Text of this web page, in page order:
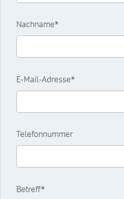
Nachname*
E-Mail-Adresse*
Telefonnummer
Betreff*